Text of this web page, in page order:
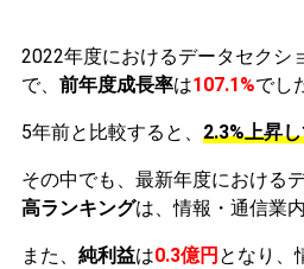
2022年度におけるデータセクシ
で、 前年度成長率は107.1%でし
5年前と比較すると、 2.3%上昇
その中でも、最新年度における
高ランキングは、情報・通信業
また、 純利益は0.3億円 となり、